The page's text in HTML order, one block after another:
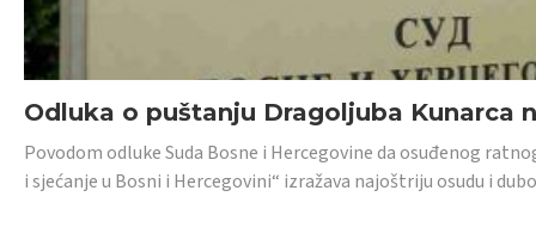
Odluka o puštanju Dragoljuba Kunarca
Povodom odluke Suda Bosne i Hercegovine da osuđenog
i sjećanje u Bosni i Hercegovini“ izražava najoštriju osudu i